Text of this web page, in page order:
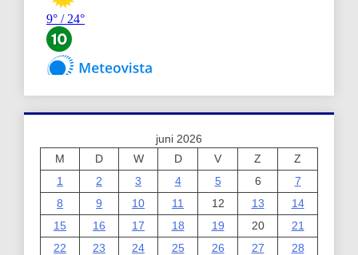
juni 2026
M
D W D V Z
Z
1
2 3 4 5 6
7
8
9 10 11 12 13
14
15
16 17 18 19 20
21
22
23 24 25 26 27
28